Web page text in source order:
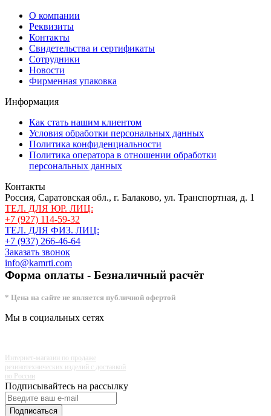
О компании
Реквизиты
Контакты
Свидетельства и сертификаты
Сотрудники
Новости
Фирменная упаковка
Информация
Как стать нашим клиентом
Условия обработки персональных данных
Политика конфиденциальности
Политика оператора в отношении обработки
персональных данных
Контакты
Россия, Саратовская обл., г. Балаково, ул. Транспортная, д. 1
ТЕЛ. ДЛЯ ЮР. ЛИЦ:
+7 (927) 114-59-32
ТЕЛ. ДЛЯ ФИЗ. ЛИЦ:
+7 (937) 266-46-64
Заказать звонок
info@kamrti.com
Форма оплаты - Безналичный расчёт
* Цена на сайте не является публичной офертой
Мы в социальных сетях
Интернет-магазин по продаже
резинотехнических изделий с доставкой
по России
Подписывайтесь на рассылку
Подписаться